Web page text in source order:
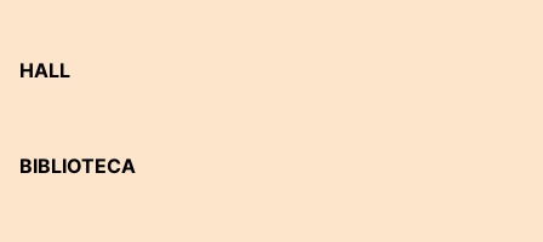
HALL
BIBLIOTECA